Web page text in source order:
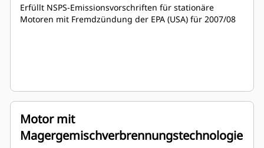
Erfüllt NSPS-Emissionsvorschriften für stationäre
Motoren mit Fremdzündung der EPA (USA) für 2007/08
Motor mit
Magergemischverbrennungstechnologie